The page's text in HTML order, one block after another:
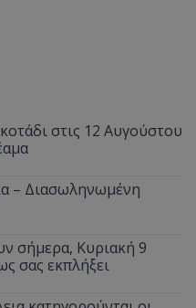
στις 12 Αυγούστου
– Διασωληνωμένη
σήμερα, Κυριακή 9
σας εκπλήξει